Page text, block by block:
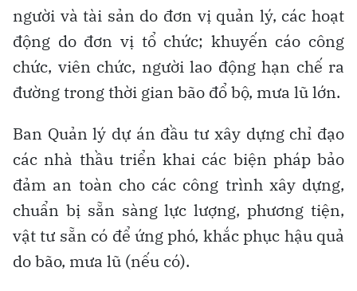
người và tài sản do đơn vị quản lý, các hoạt
động do đơn vị tổ chức; khuyến cáo công
chức, viên chức, người lao động hạn chế ra
đường trong thời gian bão đổ bộ, mưa lũ lớn.
Ban Quản lý dự án đầu tư xây dựng chỉ đạo
các nhà thầu triển khai các biện pháp bảo
đảm an toàn cho các công trình xây dựng,
chuẩn bị sẵn sàng lực lượng, phương tiện,
vật tư sẵn có để ứng phó, khắc phục hậu quả
do bão, mưa lũ (nếu có).